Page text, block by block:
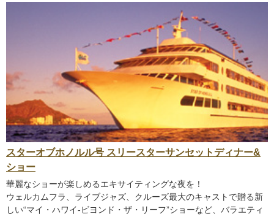
スターオブホノルル号 スリースターサンセットディナー&
ショー
華麗なショーが楽しめるエキサイティングな夜を！
ウェルカムフラ、ライブジャズ、クルーズ最大のキャストで贈る新
しい“マイ・ハワイ‐ビヨンド・ザ・リーフ”ショーなど、バラエティ